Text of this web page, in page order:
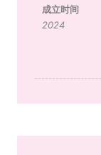
成立时间
2024